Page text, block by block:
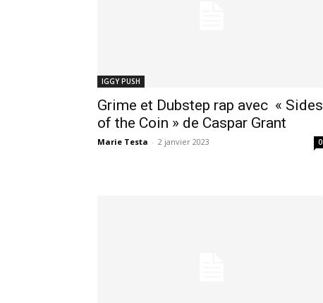
IGGY PUSH
Grime et Dubstep rap avec « Sides
of the Coin » de Caspar Grant
Marie Testa - 2 janvier 2023 0